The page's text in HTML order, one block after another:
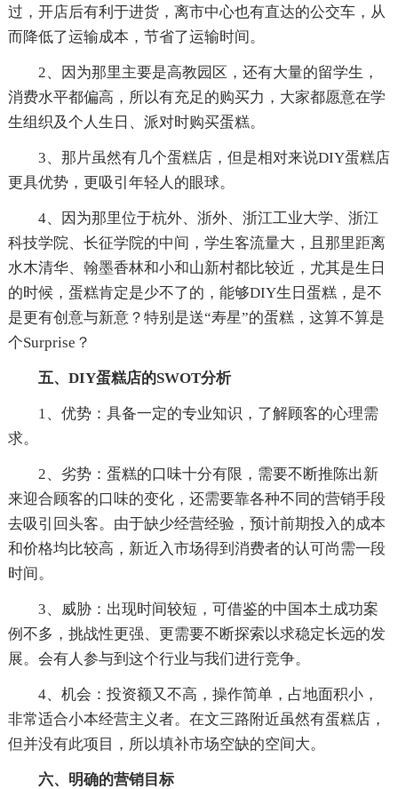
过，开店后有利于进货，离市中心也有直达的公交车，从
而降低了运输成本，节省了运输时间。
2、因为那里主要是高教园区，还有大量的留学生，
消费水平都偏高，所以有充足的购买力，大家都愿意在学
生组织及个人生日、派对时购买蛋糕。
3、那片虽然有几个蛋糕店，但是相对来说DIY蛋糕店
更具优势，更吸引年轻人的眼球。
4、因为那里位于杭外、浙外、浙江工业大学、浙江
科技学院、长征学院的中间，学生客流量大，且那里距离
水木清华、翰墨香林和小和山新村都比较近，尤其是生日
的时候，蛋糕肯定是少不了的，能够DIY生日蛋糕，是不
是更有创意与新意？特别是送“寿星”的蛋糕，这算不算是
个Surprise？
五、DIY蛋糕店的SWOT分析
1、优势：具备一定的专业知识，了解顾客的心理需
求。
2、劣势：蛋糕的口味十分有限，需要不断推陈出新
来迎合顾客的口味的变化，还需要靠各种不同的营销手段
去吸引回头客。由于缺少经营经验，预计前期投入的成本
和价格均比较高，新近入市场得到消费者的认可尚需一段
时间。
3、威胁：出现时间较短，可借鉴的中国本土成功案
例不多，挑战性更强、更需要不断探索以求稳定长远的发
展。会有人参与到这个行业与我们进行竞争。
4、机会：投资额又不高，操作简单，占地面积小，
非常适合小本经营主义者。在文三路附近虽然有蛋糕店，
但并没有此项目，所以填补市场空缺的空间大。
六、明确的营销目标